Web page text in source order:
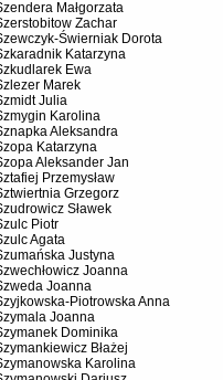
Małgorzata
Zachar
Świerniak Dorota
Katarzyna
Ewa
Marek
Julia
Karolina
Aleksandra
Katarzyna
Aleksander Jan
Przemysław
Grzegorz
Sławek
Piotr
Agata
Justyna
Joanna
Joanna
Piotrowska Anna
Joanna
Dominika
Błażej
Karolina